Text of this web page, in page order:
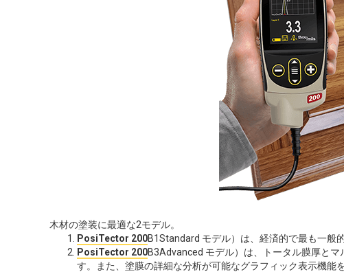
木材の塗装に最適な2モデル。
PosiTector 200B1Standard モデル）は、経済的で最も一般
PosiTector 200B3Advanced モデル）は、トータル膜厚と
す。また、塗膜の詳細な分析が可能なグラフィック表示機能